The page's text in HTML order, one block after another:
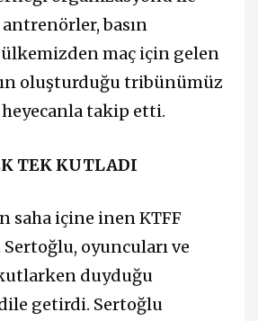
basın
ülkemizden maç için gelen
oluşturduğu tribünümüz
takip etti.
TEK KUTLADI
saha içine inen KTFF
Sertoğlu, oyuncuları ve
duyduğu
getirdi. Sertoğlu